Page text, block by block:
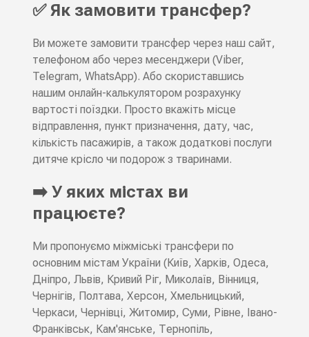
✅ Як замовити трансфер?
Ви можете замовити трансфер через наш сайт,
телефоном або через месенджери (Viber,
Telegram, WhatsApp). Або скориставшись
нашим онлайн-калькулятором розрахунку
вартості поїздки. Просто вкажіть місце
відправлення, пункт призначення, дату, час,
кількість пасажирів, а також додаткові послуги
дитяче крісло чи подорож з тваринами.
➡️ У яких містах ви
працюєте?
Ми пропонуємо міжміські трансфери по
основним містам України (Київ, Харків, Одеса,
Дніпро, Львів, Кривий Ріг, Миколаїв, Вінниця,
Чернігів, Полтава, Херсон, Хмельницький,
Черкаси, Чернівці, Житомир, Суми, Рівне, Івано-
Франківськ, Кам'янське, Тернопіль,